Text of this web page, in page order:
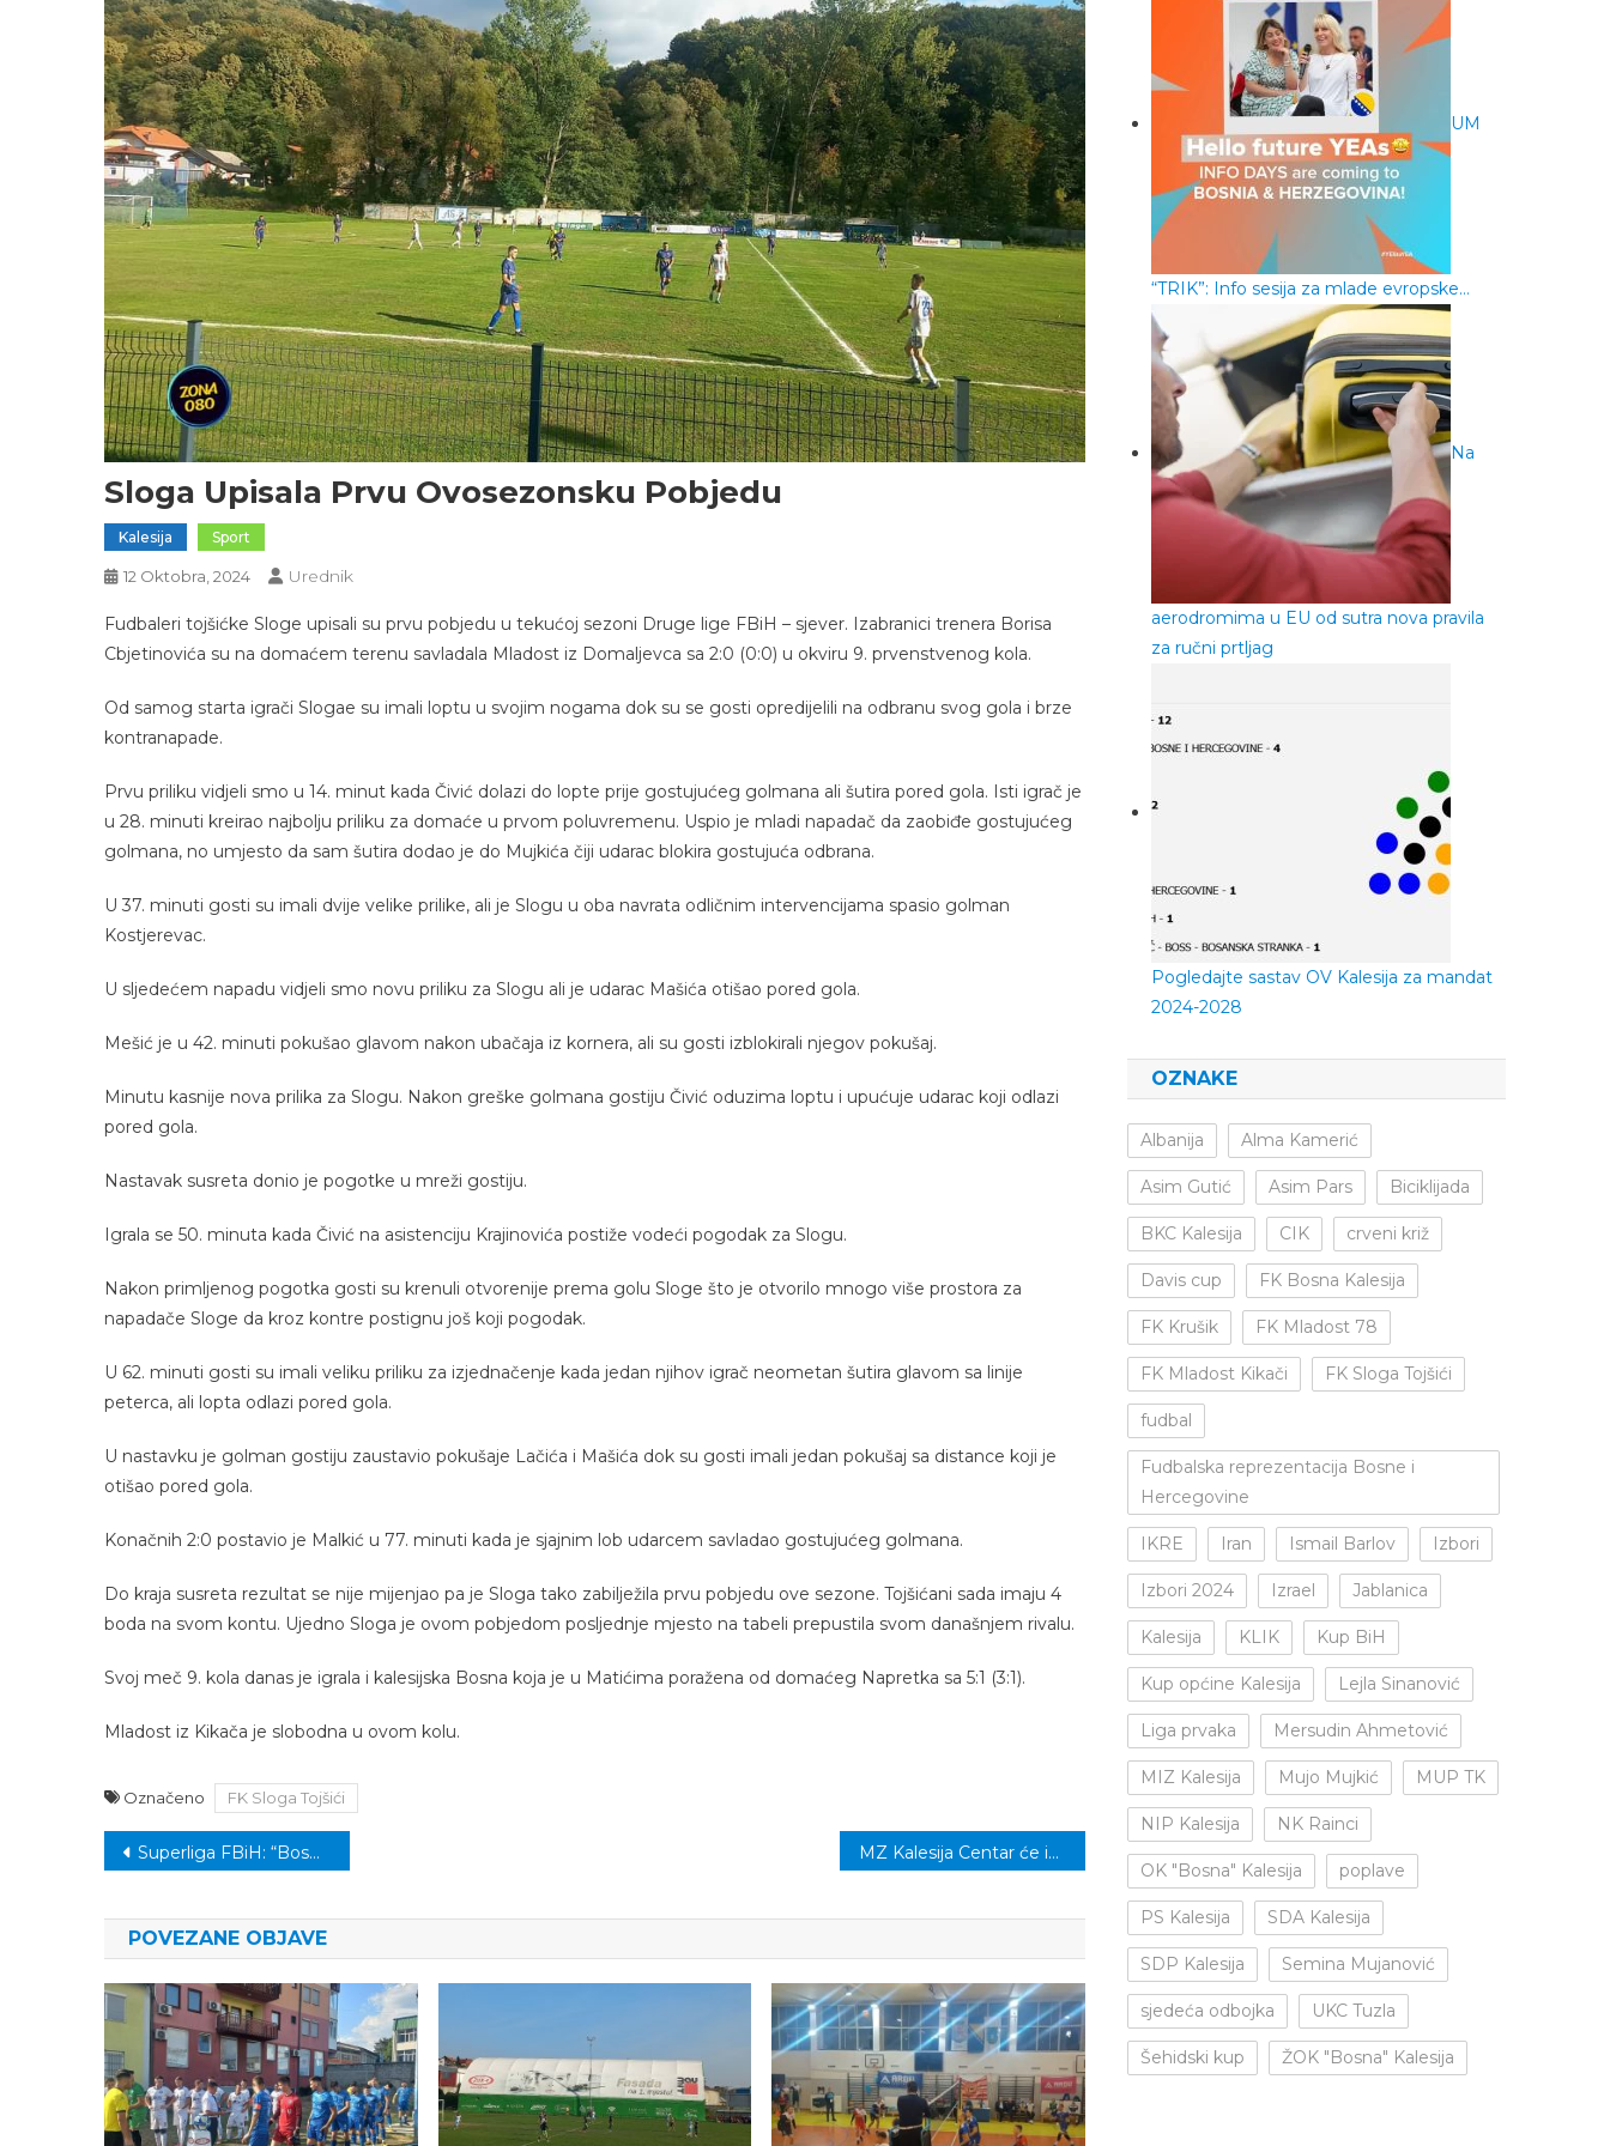
Sloga Upisala Prvu Ovosezonsku Pobjedu
Kalesija Sport
12 Oktobra, 2024 Urednik
Fudbaleri tojšićke Sloge upisali su prvu pobjedu u tekućoj sezoni Druge lige FBiH – sjever. Izabranici trenera Borisa
Cbjetinovića su na domaćem terenu savladala Mladost iz Domaljevca sa 2:0 (0:0) u okviru 9. prvenstvenog kola.
Od samog starta igrači Slogae su imali loptu u svojim nogama dok su se gosti opredijelili na odbranu svog gola i brze
kontranapade.
Prvu priliku vidjeli smo u 14. minut kada Čivić dolazi do lopte prije gostujućeg golmana ali šutira pored gola. Isti igrač je
u 28. minuti kreirao najbolju priliku za domaće u prvom poluvremenu. Uspio je mladi napadač da zaobiđe gostujućeg
golmana, no umjesto da sam šutira dodao je do Mujkića čiji udarac blokira gostujuća odbrana.
U 37. minuti gosti su imali dvije velike prilike, ali je Slogu u oba navrata odličnim intervencijama spasio golman
Kostjerevac.
U sljedećem napadu vidjeli smo novu priliku za Slogu ali je udarac Mašića otišao pored gola.
Mešić je u 42. minuti pokušao glavom nakon ubačaja iz kornera, ali su gosti izblokirali njegov pokušaj.
Minutu kasnije nova prilika za Slogu. Nakon greške golmana gostiju Čivić oduzima loptu i upućuje udarac koji odlazi
pored gola.
Nastavak susreta donio je pogotke u mreži gostiju.
Igrala se 50. minuta kada Čivić na asistenciju Krajinovića postiže vodeći pogodak za Slogu.
Nakon primljenog pogotka gosti su krenuli otvorenije prema golu Sloge što je otvorilo mnogo više prostora za
napadače Sloge da kroz kontre postignu još koji pogodak.
U 62. minuti gosti su imali veliku priliku za izjednačenje kada jedan njihov igrač neometan šutira glavom sa linije
peterca, ali lopta odlazi pored gola.
U nastavku je golman gostiju zaustavio pokušaje Lačića i Mašića dok su gosti imali jedan pokušaj sa distance koji je
otišao pored gola.
Konačnih 2:0 postavio je Malkić u 77. minuti kada je sjajnim lob udarcem savladao gostujućeg golmana.
Do kraja susreta rezultat se nije mijenjao pa je Sloga tako zabilježila prvu pobjedu ove sezone. Tojšićani sada imaju 4
boda na svom kontu. Ujedno Sloga je ovom pobjedom posljednje mjesto na tabeli prepustila svom današnjem rivalu.
Svoj meč 9. kola danas je igrala i kalesijska Bosna koja je u Matićima poražena od domaćeg Napretka sa 5:1 (3:1).
Mladost iz Kikača je slobodna u ovom kolu.
Označeno FK Sloga Tojšići
Navigacija
Superliga FBiH: “Bosna” dočekuje “Smeč-DN” u susretu 3. kola MZ Kalesija Centar će imati najviše vijećnika u novom sazivu OV
POVEZANE OBJAVE
UM
“TRIK”: Info sesija za mlade evropske…
Na
aerodromima u EU od sutra nova pravila
za ručni prtljag
Pogledajte sastav OV Kalesija za mandat
2024-2028
OZNAKE
Albanija Alma Kamerić
Asim Gutić Asim Pars Biciklijada
BKC Kalesija CIK crveni križ
Davis cup FK Bosna Kalesija
FK Krušik FK Mladost 78
FK Mladost Kikači FK Sloga Tojšići
fudbal
Fudbalska reprezentacija Bosne i
Hercegovine
IKRE Iran Ismail Barlov Izbori
Izbori 2024 Izrael Jablanica
Kalesija KLIK Kup BiH
Kup općine Kalesija Lejla Sinanović
Liga prvaka Mersudin Ahmetović
MIZ Kalesija Mujo Mujkić MUP TK
NIP Kalesija NK Rainci
OK "Bosna" Kalesija poplave
PS Kalesija SDA Kalesija
SDP Kalesija Semina Mujanović
sjedeća odbojka UKC Tuzla
Šehidski kup ŽOK "Bosna" Kalesija